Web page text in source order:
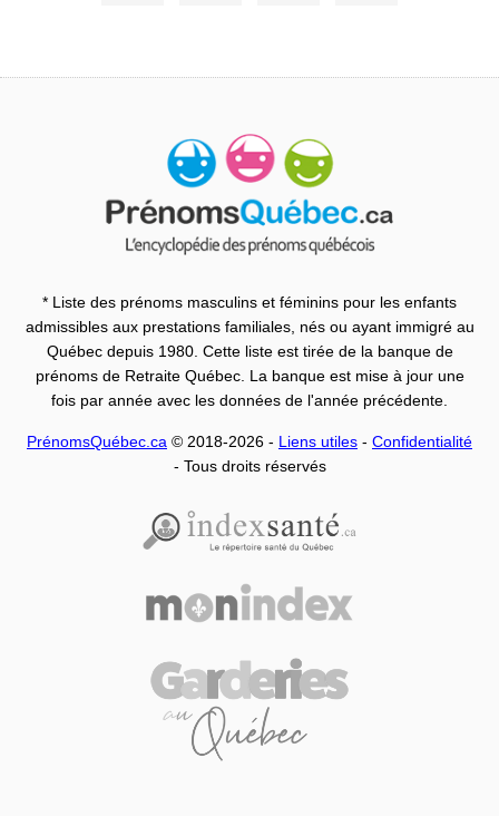
* Liste des prénoms masculins et féminins pour les enfants
admissibles aux prestations familiales, nés ou ayant immigré au
Québec depuis 1980. Cette liste est tirée de la banque de
prénoms de Retraite Québec. La banque est mise à jour une
fois par année avec les données de l'année précédente.
PrénomsQuébec.ca © 2018-2026 - Liens utiles - Confidentialité
- Tous droits réservés